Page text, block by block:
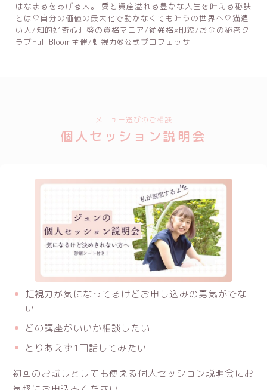
はなまるをあげる人。 愛と資産溢れる豊かな人生を叶える秘訣
とは♡自分の価値の最大化で動かなくても叶うの世界へ♡猫遣
い人/知的好奇心旺盛の資格マニア/従強格×印綬/お金の秘密ク
ラブFull Bloom主催/虹視力®公式プロフェッサー
メニュー選びのご相談
個人セッション説明会
虹視力が気になってるけどお申し込みの勇気がでな
い
どの講座がいいか相談したい
とりあえず1回話してみたい
初回のお試しとしても使える個人セッション説明会にお